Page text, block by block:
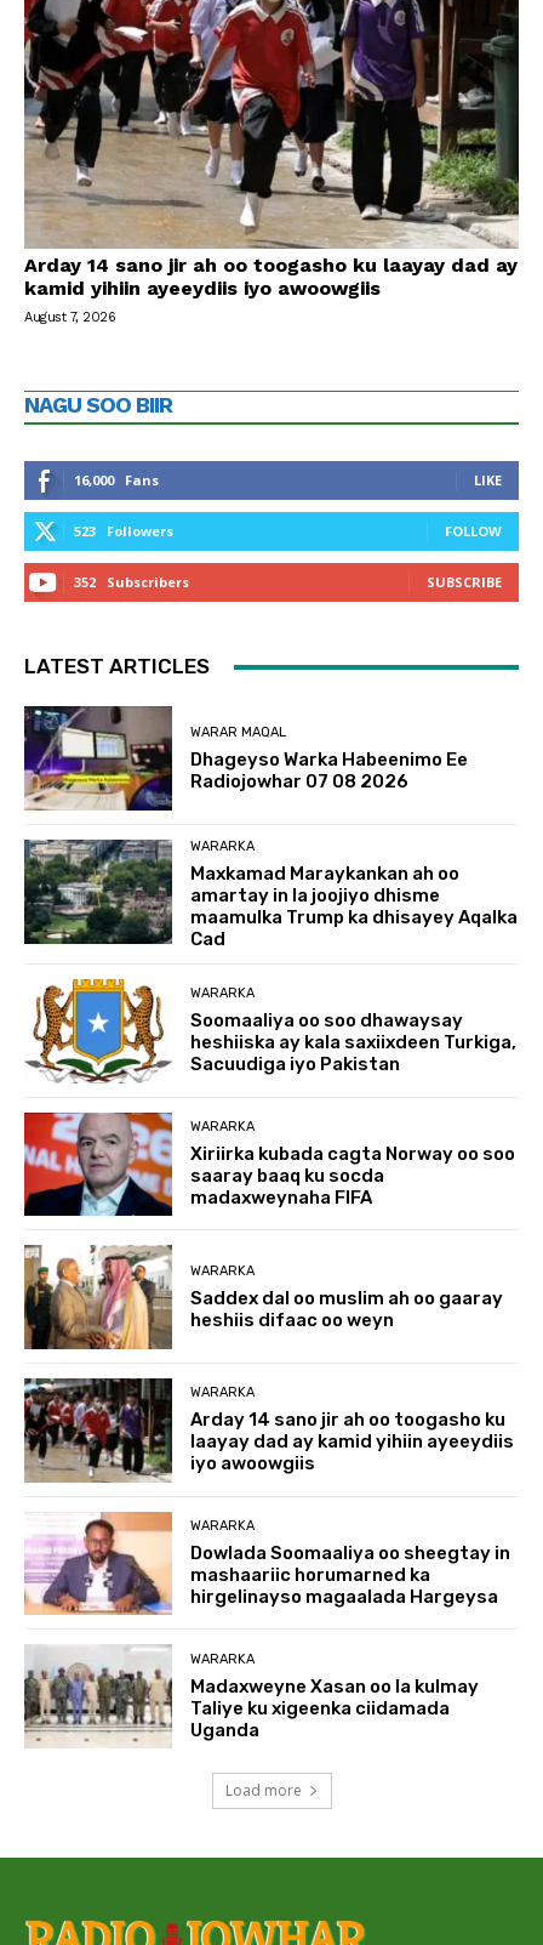
Arday 14 sano jir ah oo toogasho ku laayay dad ay
kamid yihiin ayeeydiis iyo awoowgiis
August 7, 2026
NAGU SOO BIIR
16,000 Fans LIKE
523 Followers FOLLOW
352 Subscribers SUBSCRIBE
LATEST ARTICLES
WARAR MAQAL
Dhageyso Warka Habeenimo Ee
Radiojowhar 07 08 2026
WARARKA
Maxkamad Maraykankan ah oo
amartay in la joojiyo dhisme
maamulka Trump ka dhisayey Aqalka
Cad
WARARKA
Soomaaliya oo soo dhawaysay
heshiiska ay kala saxiixdeen Turkiga,
Sacuudiga iyo Pakistan
WARARKA
Xiriirka kubada cagta Norway oo soo
saaray baaq ku socda
madaxweynaha FIFA
WARARKA
Saddex dal oo muslim ah oo gaaray
heshiis difaac oo weyn
WARARKA
Arday 14 sano jir ah oo toogasho ku
laayay dad ay kamid yihiin ayeeydiis
iyo awoowgiis
WARARKA
Dowlada Soomaaliya oo sheegtay in
mashaariic horumarned ka
hirgelinayso magaalada Hargeysa
WARARKA
Madaxweyne Xasan oo la kulmay
Taliye ku xigeenka ciidamada
Uganda
Load more